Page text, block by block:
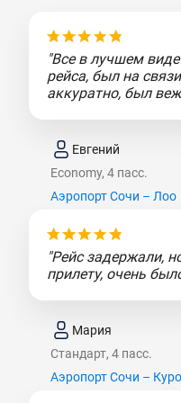
"Все в лучшем
рейса, был на
аккуратно, был
Евгений
Economy, 4 пасс.
Аэропорт Сочи – Лоо
"Рейс задержали,
прилету, очень
Мария
Стандарт, 4 пасс.
Аэропорт Сочи –